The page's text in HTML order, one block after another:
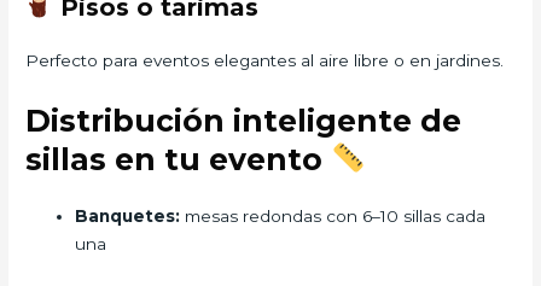
Pisos o tarimas
Perfecto para eventos elegantes al aire libre o en jardines.
Distribución inteligente de
sillas en tu evento
Banquetes: mesas redondas con 6–10 sillas cada
una